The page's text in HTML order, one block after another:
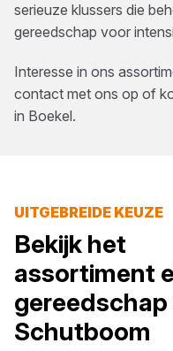
serieuze klussers die
gereedschap voor
Interesse in ons
contact met ons op of
in Boekel.
UITGEBREIDE KEUZE
Bekijk het
assortiment
gereedschap
Schutboom